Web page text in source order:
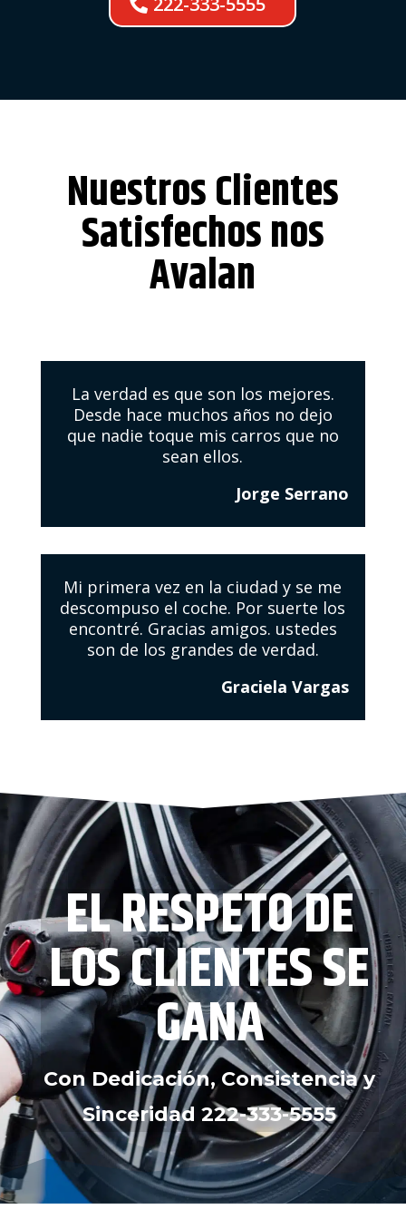
Nuestros Clientes
Satisfechos nos
Avalan
La verdad es que son los mejores.
Desde hace muchos años no dejo
que nadie toque mis carros que no
sean ellos.
Jorge Serrano
Mi primera vez en la ciudad y se me
descompuso el coche. Por suerte los
encontré. Gracias amigos. ustedes
son de los grandes de verdad.
Graciela Vargas
EL RESPETO DE
LOS CLIENTES SE
GANA
Con Dedicación, Consistencia y
Sinceridad222-333-5555